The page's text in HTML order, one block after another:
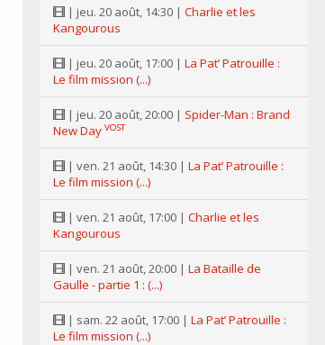
| jeu. 20 août, 14:30 | Charlie et les
Kangourous
| jeu. 20 août, 17:00 | La Pat’ Patrouille :
Le film mission (...)
| jeu. 20 août, 20:00 | Spider-Man : Brand
New Day VOST
| ven. 21 août, 14:30 | La Pat’ Patrouille :
Le film mission (...)
| ven. 21 août, 17:00 | Charlie et les
Kangourous
| ven. 21 août, 20:00 | La Bataille de
Gaulle - partie 1 : (...)
| sam. 22 août, 17:00 | La Pat’ Patrouille :
Le film mission (...)